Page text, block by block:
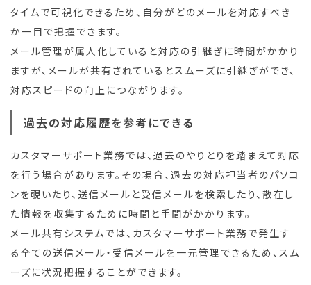
タイムで可視化できるため、自分がどのメールを対応すべき
か一目で把握できます。
メール管理が属人化していると対応の引継ぎに時間がかかり
ますが、メールが共有されているとスムーズに引継ぎができ、
対応スピードの向上につながります。
過去の対応履歴を参考にできる
カスタマーサポート業務では、過去のやりとりを踏まえて対応
を行う場合があります。その場合、過去の対応担当者のパソコ
ンを覗いたり、送信メールと受信メールを検索したり、散在し
た情報を収集するために時間と手間がかかります。
メール共有システムでは、カスタマーサポート業務で発生す
る全ての送信メール・受信メールを一元管理できるため、スム
ーズに状況把握することができます。